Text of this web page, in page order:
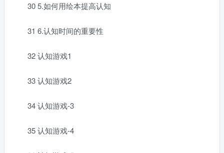
30 5.如何用绘本提高认知
31 6.认知时间的重要性
32 认知游戏1
33 认知游戏2
34 认知游戏-3
35 认知游戏-4